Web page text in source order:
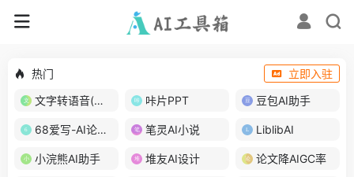
热门
立即入驻
文字转语音(琅琅配音)
咔片PPT 豆包AI助手
68爱写-AI论文写作 笔灵AI小说 LiblibAI
小浣熊AI助手 堆友AI设计 论文降AIGC率